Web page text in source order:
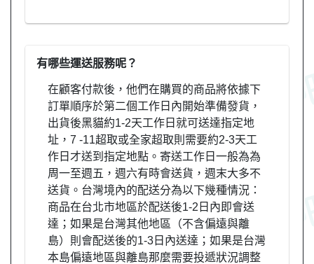
有哪些運送服務呢？
在顧客付款後，他們在購買的商品將依據下
訂單順序於第二個工作日內開始準備發貨，
出貨後黑貓約1-2天工作日就可送達指定地
址，7 -11超取或全家超取則需要約2-3天工
作日才送到指定地點。寄送工作日一般為為
周一至週五，週六有時會送貨，週末大多不
送貨。台灣境內的配送分為以下幾種情況：
商品在台北市地區於配送後1-2日內即會送
達；如果是台灣其他地區（不含偏遠與離
島）則會配送後的1-3日內送達；如果是台灣
本島偏遠地區與離島那麼需要投遞狀況調整